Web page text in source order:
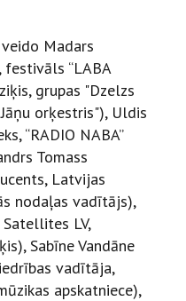
Madars
festivāls “LABA
grupas "Dzelzs
orķestris"), Uldis
“RADIO NABA”
Tomass
Latvijas
nodaļas vadītājs),
LV,
Sabīne Vandāne
vadītāja,
apskatniece),